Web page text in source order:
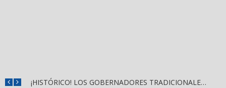
¡HISTÓRICO! LOS GOBERNADORES TRADICIONALES DE NAYARIT CIERRAN FILAS CON HÉCTOR SANTANA